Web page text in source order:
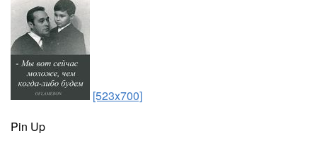
[523x700]
Pin Up